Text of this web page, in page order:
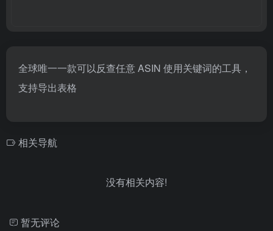
全球唯一一款可以反查任意 ASIN 使用关键词的工具，
支持导出表格
相关导航
没有相关内容!
暂无评论